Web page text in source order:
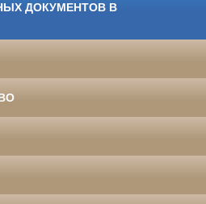
ДОКУМЕНТОВ В